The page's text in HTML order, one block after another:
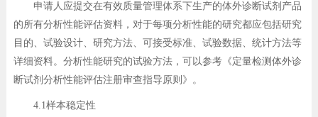
申请人应提交在有效质量管理体系下生产的体外诊断试剂产品
的所有分析性能评估资料，对于每项分析性能的研究都应包括研究
目的、试验设计、研究方法、可接受标准、试验数据、统计方法等
详细资料。分析性能研究的试验方法，可以参考《定量检测体外诊
断试剂分析性能评估注册审查指导原则》。
4.1样本稳定性